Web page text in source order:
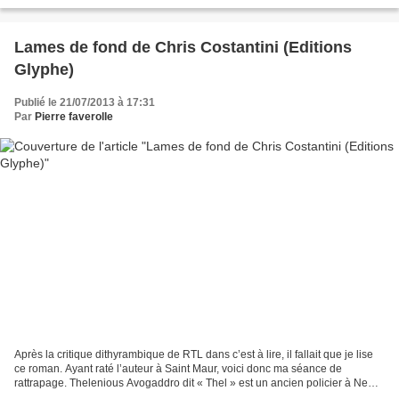
Lames de fond de Chris Costantini (Editions
Glyphe)
Publié le 21/07/2013 à 17:31
Par Pierre faverolle
Après la critique dithyrambique de RTL dans c’est à lire, il fallait que je lise
ce roman. Ayant raté l’auteur à Saint Maur, voici donc ma séance de
rattrapage. Thelenious Avogaddro dit « Thel » est un ancien policier à New